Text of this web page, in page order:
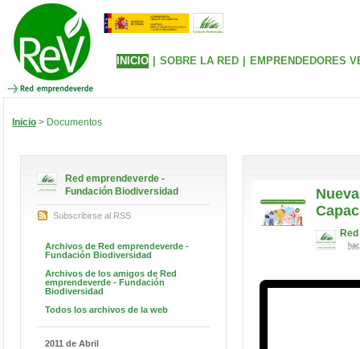
INICIO SOBRE LA RED EMPRENDEDORES
Inicio > Documentos
Red emprendeverde -
Fundación Biodiversidad
Subscribirse al RSS
Archivos de Red emprendeverde -
Fundación Biodiversidad
Archivos de los amigos de Red
emprendeverde - Fundación
Biodiversidad
Todos los archivos de la web
2011 de Abril